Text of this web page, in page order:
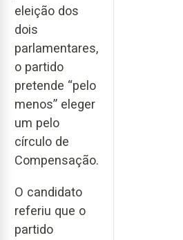
eleição dos
dois
parlamentares,
o partido
pretende “pelo
menos” eleger
um pelo
círculo de
Compensação.
O candidato
referiu que o
partido